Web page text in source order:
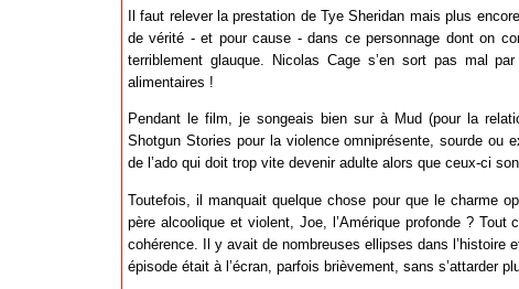
Il faut relever la prestation de Tye Sheridan mais plus
de vérité - et pour cause - dans ce personnage dont on
terriblement glauque. Nicolas Cage s’en sort pas mal
alimentaires !
Pendant le film, je songeais bien sur à Mud (pour la
Shotgun Stories pour la violence omniprésente, sourde ou
de l’ado qui doit trop vite devenir adulte alors que ceux-ci
Toutefois, il manquait quelque chose pour que le charme
père alcoolique et violent, Joe, l’Amérique profonde ?
cohérence. Il y avait de nombreuses ellipses dans l’histoire
épisode était à l’écran, parfois brièvement, sans s’attarder